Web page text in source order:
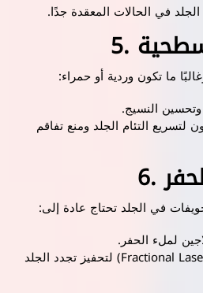
في الحالات المعقدة جدًا.
ما تكون وردية أو حمراء:
وتحسين النسيج.
لتسريع التئام الجلد ومنع تفاقم
في الجلد تحتاج عادة إلى:
لملء الحفر.
وخز الجلد أو الليزر الجزئي (Fractional Laser) لتحفيز تجدد الجلد